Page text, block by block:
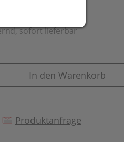
sofort lieferbar
In den Warenkorb
Produktanfrage